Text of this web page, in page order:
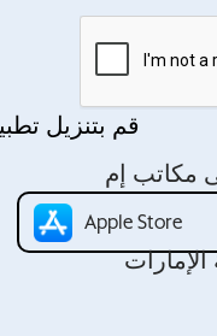
قم بتنزيل
Apple Store
مكاتب إم
الإمارات